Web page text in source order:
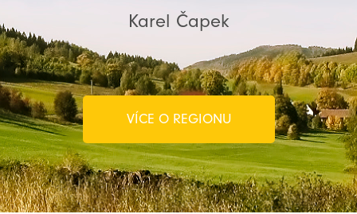
Karel Čapek
VÍCE O REGIONU